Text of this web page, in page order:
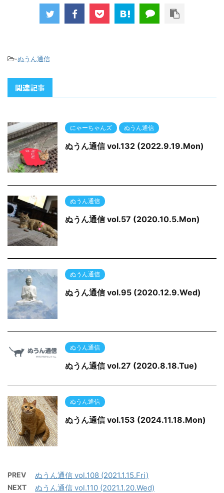
-ぬうん通信
関連記事
にゃーちゃんズ ぬうん通信
ぬうん通信 vol.132 (2022.9.19.Mon)
ぬうん通信
ぬうん通信 vol.57 (2020.10.5.Mon)
ぬうん通信
ぬうん通信 vol.95 (2020.12.9.Wed)
ぬうん通信
ぬうん通信 vol.27 (2020.8.18.Tue)
ぬうん通信
ぬうん通信 vol.153 (2024.11.18.Mon)
PREV ぬうん通信 vol.108 (2021.1.15.Fri)
NEXT ぬうん通信 vol.110 (2021.1.20.Wed)